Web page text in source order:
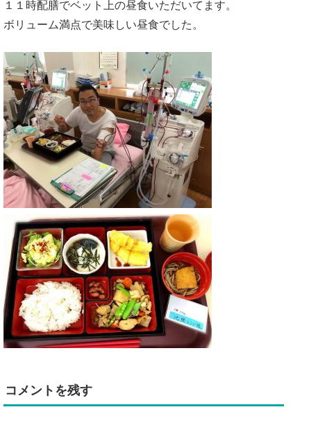
１１時配膳でベット上の昼食いただいてます。
ボリューム満点で美味しい昼食でした。
コメントを残す